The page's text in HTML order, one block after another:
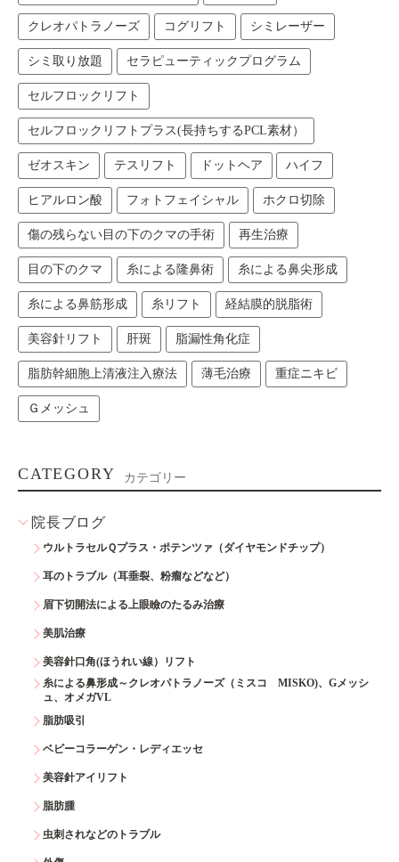
クレオパトラノーズ コグリフト シミレーザー
シミ取り放題 セラピューティックプログラム
セルフロックリフト
セルフロックリフトプラス(長持ちするPCL素材）
ゼオスキン テスリフト ドットヘア ハイフ
ヒアルロン酸 フォトフェイシャル ホクロ切除
傷の残らない目の下のクマの手術 再生治療
目の下のクマ 糸による隆鼻術 糸による鼻尖形成
糸による鼻筋形成 糸リフト 経結膜的脱脂術
美容針リフト 肝斑 脂漏性角化症
脂肪幹細胞上清液注入療法 薄毛治療 重症ニキビ
Ｇメッシュ
CATEGORY カテゴリー
院長ブログ
ウルトラセルＱプラス・ポテンツァ（ダイヤモンドチップ）
耳のトラブル（耳垂裂、粉瘤などなど）
眉下切開法による上眼瞼のたるみ治療
美肌治療
美容針口角(ほうれい線）リフト
糸による鼻形成～クレオパトラノーズ（ミスコ MISKO)、Gメッシ
ュ、オメガVL
脂肪吸引
ベビーコラーゲン・レディエッセ
美容針アイリフト
脂肪腫
虫刺されなどのトラブル